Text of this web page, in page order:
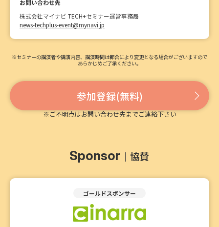
お問い合わせ先
株式会社マイナビ TECH+セミナー運営事務局
news-techplus-event@mynavi.jp
※セミナーの講演者や講演内容、講演時間は都合により変更となる場合がございますので
あらかじめご了承ください。
参加登録(無料)
※ご不明点はお問い合わせ先までご連絡下さい
Sponsor 協賛
ゴールドスポンサー